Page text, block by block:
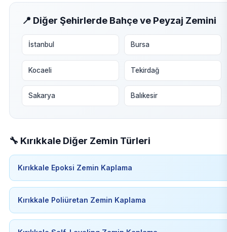
📍 Diğer Şehirlerde Bahçe ve Peyzaj Zemini
İstanbul Bursa
Kocaeli Tekirdağ
Sakarya Balıkesir
🔧 Kırıkkale Diğer Zemin Türleri
Kırıkkale Epoksi Zemin Kaplama
Kırıkkale Poliüretan Zemin Kaplama